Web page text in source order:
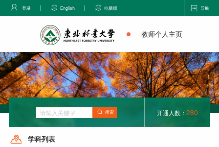
登录 English 电脑版 导航
教师个人主页
搜索 开通人数： 280
学科列表